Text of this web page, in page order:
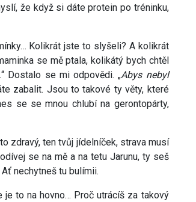
že když si dáte protein po tréninku,
Kolikrát jste to slyšeli? A kolikrát
se mě ptala, kolikátý bych chtěl
“ Dostalo se mi odpovědi. „Abys nebyl
zabalit. Jsou to takové ty věty, které
se se mnou chlubí na gerontopárty,
zdravý, ten tvůj jídelníček, strava musí
se na mě a na tetu Jarunu, ty seš
nechytneš tu bulímii.
je to na hovno… Proč utrácíš za takový